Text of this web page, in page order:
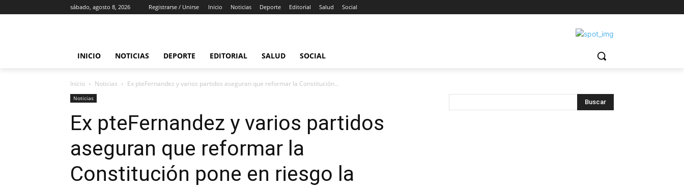
sábado, agosto 8, 2026 Registrarse / Unirse Inicio Noticias Deporte Editorial Salud Social
INICIO NOTICIAS DEPORTE EDITORIAL SALUD SOCIAL
Inicio Noticias Ex pteFernandez y varios partidos aseguran que reformar la Constitución...
Noticias
Ex pteFernandez y varios partidos
aseguran que reformar la
Constitución pone en riesgo la